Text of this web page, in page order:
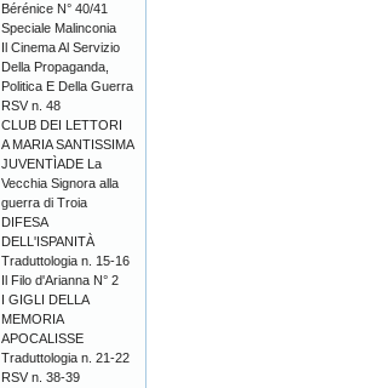
Bérénice N° 40/41
Speciale Malinconia
Il Cinema Al Servizio
Della Propaganda,
Politica E Della Guerra
RSV n. 48
CLUB DEI LETTORI
A MARIA SANTISSIMA
JUVENTÌADE La
Vecchia Signora alla
guerra di Troia
DIFESA
DELL'ISPANITÀ
Traduttologia n. 15-16
Il Filo d'Arianna N° 2
I GIGLI DELLA
MEMORIA
APOCALISSE
Traduttologia n. 21-22
RSV n. 38-39